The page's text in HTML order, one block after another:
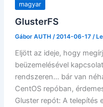
magyar
GlusterFS
Gábor AUTH /2014-06-17 /
Eljött az ideje, hogy
beüzemelésével
rendszeren… bár van
CentOS repóban,
Gluster repót: A telepítés